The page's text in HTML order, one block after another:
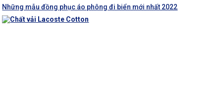
Những mẫu đồng phục áo phông đi biển mới nhất 2022